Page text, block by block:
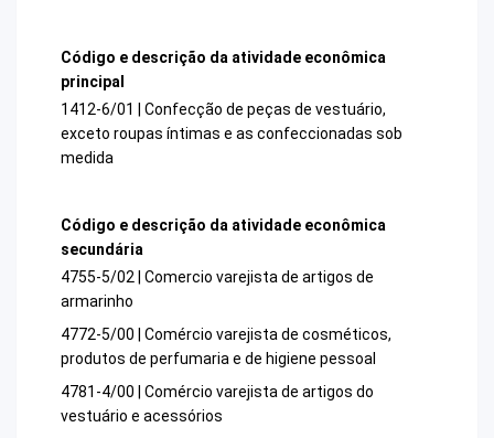
Código e descrição da atividade econômica
principal
1412-6/01 | Confecção de peças de vestuário,
exceto roupas íntimas e as confeccionadas sob
medida
Código e descrição da atividade econômica
secundária
4755-5/02 | Comercio varejista de artigos de
armarinho
4772-5/00 | Comércio varejista de cosméticos,
produtos de perfumaria e de higiene pessoal
4781-4/00 | Comércio varejista de artigos do
vestuário e acessórios